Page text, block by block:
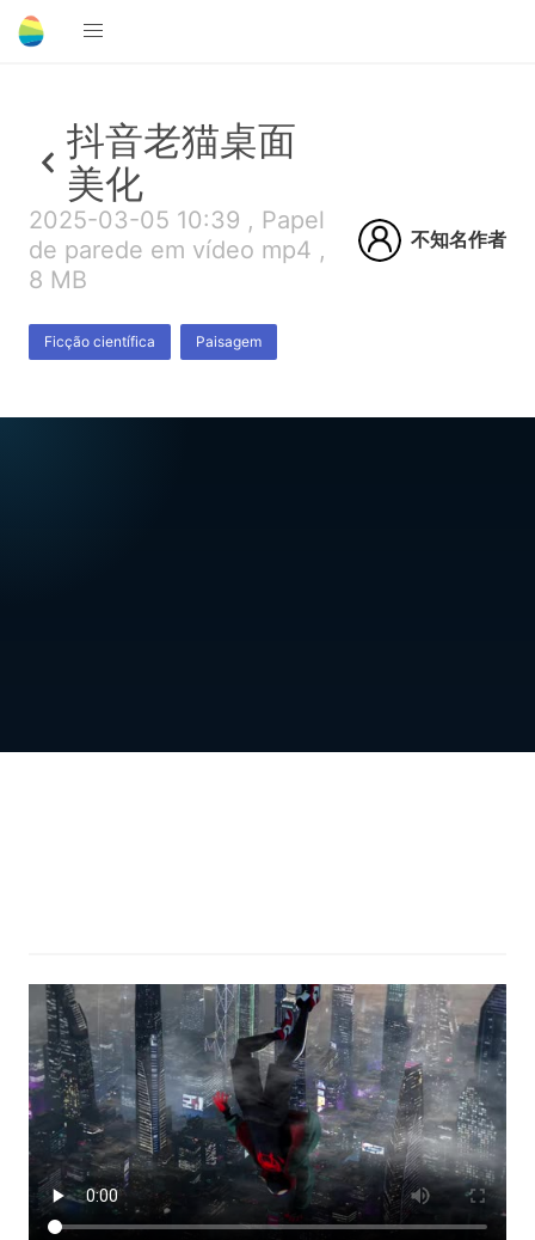
抖音老猫桌面
美化
2025-03-05 10:39 , Papel
de parede em vídeo mp4 ,
8 MB
Ficção científica Paisagem
不知名作者